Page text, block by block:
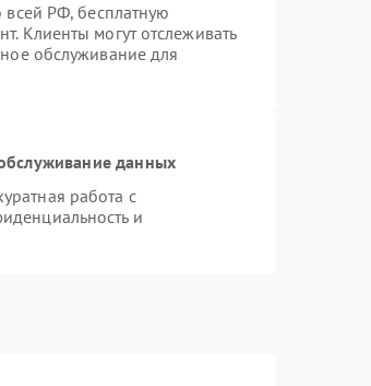
всей РФ, бесплатную
Клиенты могут отслеживать
обслуживание для
данных
работа с
и